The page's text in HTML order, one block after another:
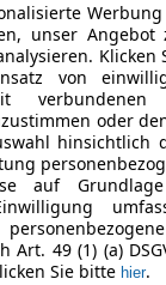
unser Angebot
Klicken
von
oder
hinsichtlich
auf
Art. 49 (1) (a)
Sie bitte hier.